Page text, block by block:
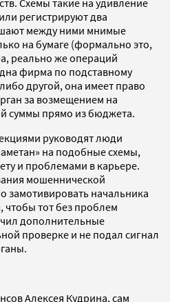
регистрируют два
между ними мнимые
на бумаге (формально это,
реально же операций
фирма по подставному
другой, она имеет право
за возмещением на
суммы прямо из бюджета.
руководят люди
на подобные схемы,
и проблемами в карьере.
мошеннической
начальника
чтобы тот без проблем
дополнительные
проверке и не подал сигнал
Алексея Кудрина, сам